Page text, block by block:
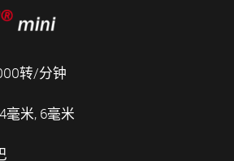
转/分钟
毫米, 6毫米